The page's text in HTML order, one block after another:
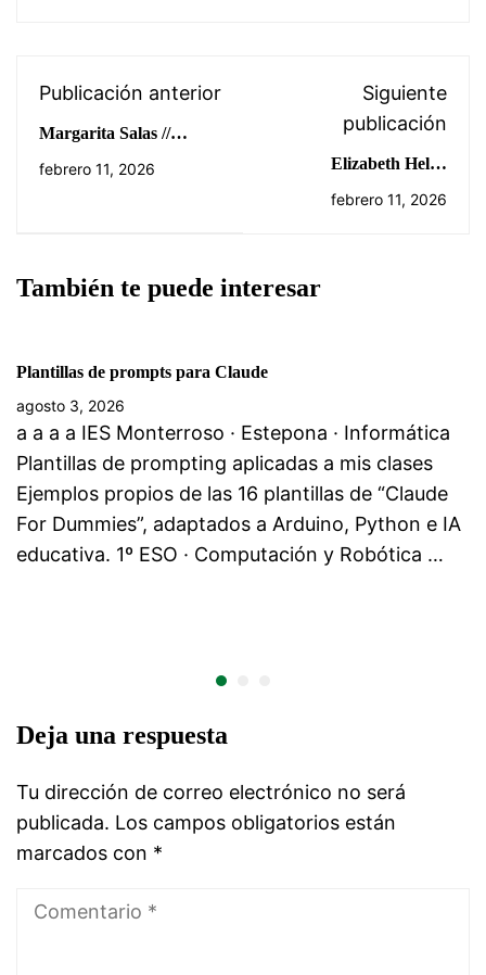
Publicación anterior
Margarita Salas //
Bioquímica
febrero 11, 2026
Siguiente
publicación
Elizabeth Helen
Blackburn
febrero 11, 2026
También te puede interesar
Plantillas de prompts para Claude
agosto 3, 2026
a a a a IES Monterroso · Estepona · Informática
Plantillas de prompting aplicadas a mis clases
Ejemplos propios de las 16 plantillas de “Claude
For Dummies”, adaptados a Arduino, Python e IA
educativa. 1º ESO · Computación y Robótica …
Deja una respuesta
Tu dirección de correo electrónico no será
publicada. Los campos obligatorios están
marcados con *